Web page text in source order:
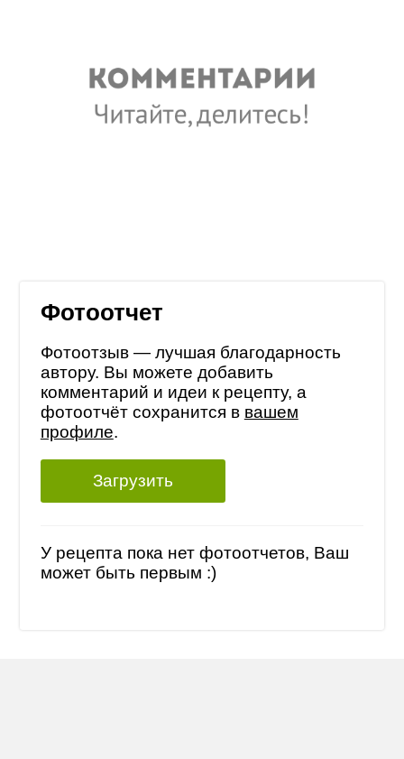
Фотоотчет
Фотоотзыв — лучшая благодарность
автору. Вы можете добавить
комментарий и идеи к рецепту, а
фотоотчёт сохранится в вашем
профиле.
Загрузить
У рецепта пока нет фотоотчетов, Ваш
может быть первым :)